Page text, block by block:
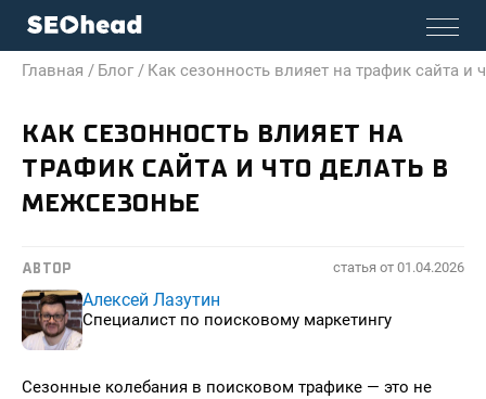
Главная / Блог / Как сезонность влияет на трафик сайта и
КАК СЕЗОННОСТЬ ВЛИЯЕТ НА
ТРАФИК САЙТА И ЧТО ДЕЛАТЬ В
МЕЖСЕЗОНЬЕ
АВТОР статья от 01.04.2026
Алексей Лазутин
Специалист по поисковому маркетингу
Сезонные колебания в поисковом трафике — это не